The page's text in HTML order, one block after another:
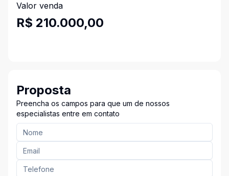
Valor venda
R$ 210.000,00
Proposta
Preencha os campos para que um de nossos
especialistas entre em contato